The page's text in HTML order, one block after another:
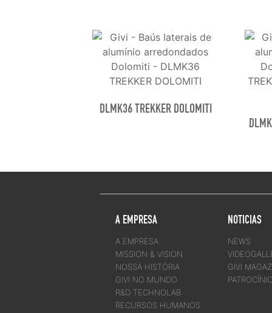
DLMK36 TREKKER DOLOMITI
A EMPRESA
A EMPRESA
MISSION & VISION
NOSSA HISTÓRIA
GIVI NO MUNDO
R&D TECHNOLAB
RECURSOS HUMANOS
NOTICIAS
NEWS
GIVI